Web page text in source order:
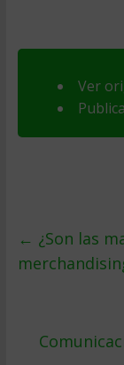
Ver
← ¿Son las